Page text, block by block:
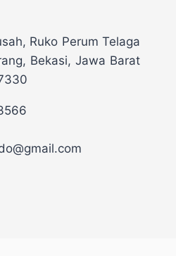
Ruko Perum Telaga
Bekasi, Jawa Barat